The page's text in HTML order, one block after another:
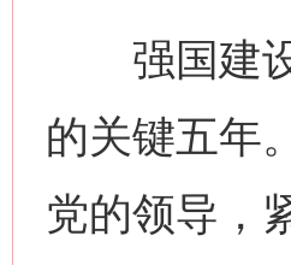
强国建设
的关键五年
党的领导，